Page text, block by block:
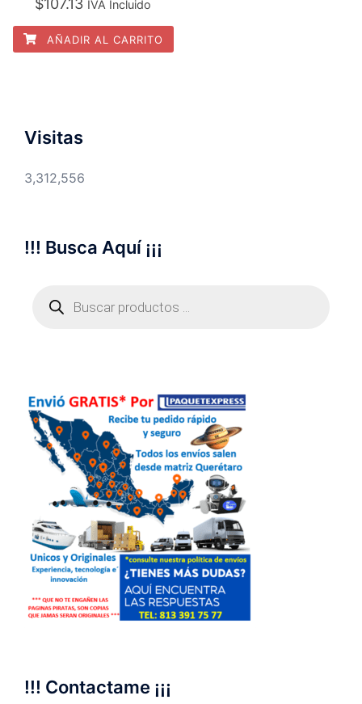
$107.13 IVA Incluido
AÑADIR AL CARRITO
Visitas
3,312,556
!!! Busca Aquí ¡¡¡
productos
!!! Contactame ¡¡¡